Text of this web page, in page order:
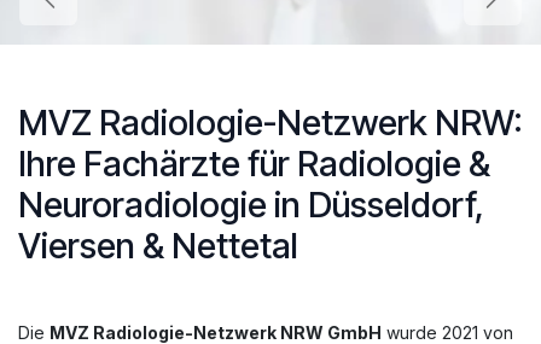
Zurück
MVZ Radiologie-Netzwerk NRW:
Ihre Fachärzte für Radiologie &
Neuroradiologie in Düsseldorf,
Viersen & Nettetal ​
Die MVZ Radiologie-Netzwerk NRW GmbH wurde 2021 von